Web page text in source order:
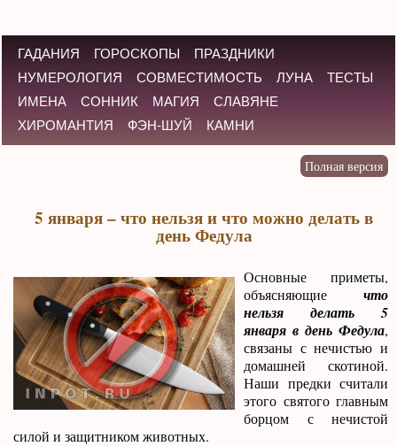
ГАДАНИЯ ГОРОСКОПЫ
ПРАЗДНИКИ
НУМЕРОЛОГИЯ
СОВМЕСТИМОСТЬ ЛУНА
ТЕСТЫ
ИМЕНА
СОННИК МАГИЯ
СЛАВЯНЕ
ХИРОМАНТИЯ
ФЭН-ШУЙ КАМНИ
5 января – что нельзя и что можно делать в
день Федула
Основные приметы,
объясняющие что
нельзя делать 5
января в день Федула,
связаны с нечистью и
домашней скотиной.
Наши предки считали
этого святого главным
борцом с нечистой
силой и защитником животных.